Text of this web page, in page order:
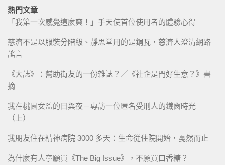
熱門文章
「我第一次感覺這麼爽！」手天使首位使用者的體驗心得
慈濟不是以服裝分階級、靜思堂用的是銅瓦，慈濟人澄清網路
謠言
《大誌》：幫助街友的一份雜誌？／《社企是門好生意？》書
摘
我在桃園女監的日與夜－專訪一位匿名受刑人的鐵窗時光
（上）
我朋友住在精神病院 3000 多天：生命從住院開始，戞然而止
為什麼有人寧願買《The Big Issue》，不願買口香糖？